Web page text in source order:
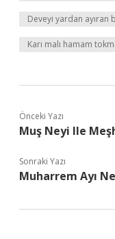
Deveyi yardan
Karı malı hamam
Önceki Yazı
Muş Neyi Ile
Sonraki Yazı
Muharrem Ayı